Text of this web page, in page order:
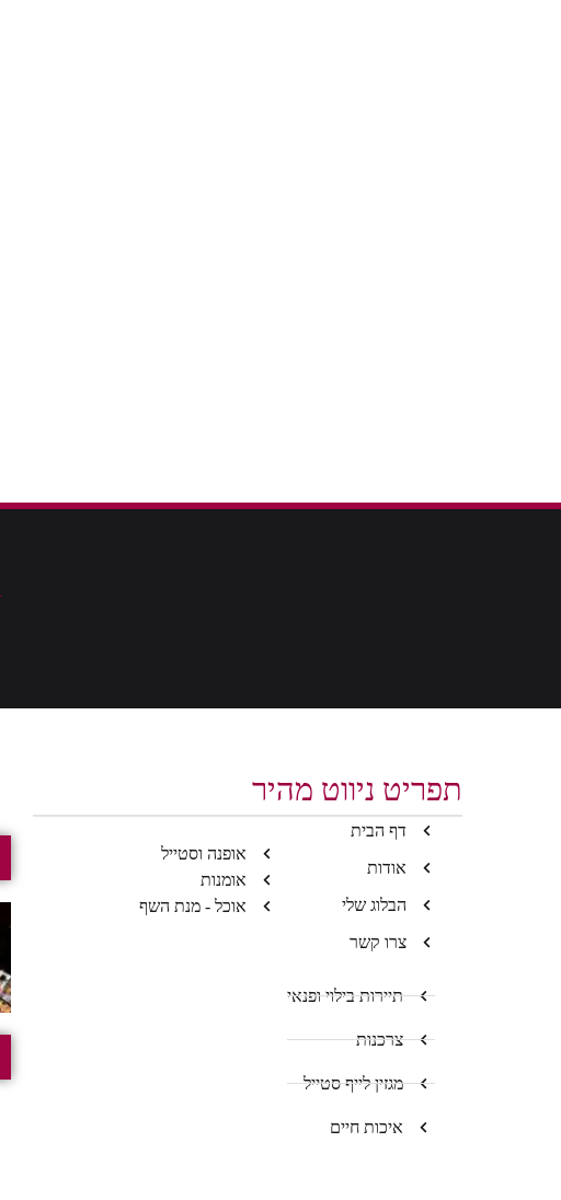
תפריט ניווט מהיר
דף הבית
אודות
הבלוג שלי
צרו קשר
אופנה וסטייל
אומנות
אוכל - מנת השף
תיירות בילוי ופנאי
צרכנות
מגזין לייף סטייל
איכות חיים